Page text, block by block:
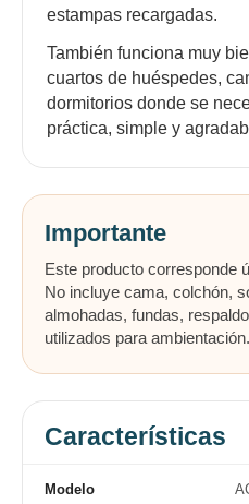
estampas recargadas.
También funciona muy
cuartos de huéspedes,
dormitorios donde se
práctica, simple y
Importante
Este producto corresponde
No incluye cama, colchón,
almohadas, fundas,
utilizados para ambientación.
Características
Modelo